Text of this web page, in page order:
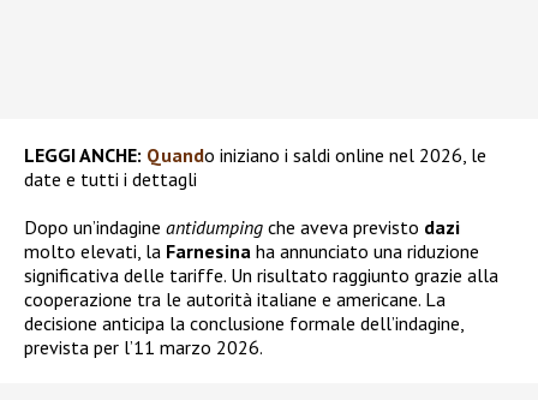
LEGGI ANCHE: Quando iniziano i saldi online nel 2026, le
date e tutti i dettagli
Dopo un’indagine antidumping che aveva previsto dazi
molto elevati, la Farnesina ha annunciato una riduzione
significativa delle tariffe. Un risultato raggiunto grazie alla
cooperazione tra le autorità italiane e americane. La
decisione anticipa la conclusione formale dell’indagine,
prevista per l’11 marzo 2026.